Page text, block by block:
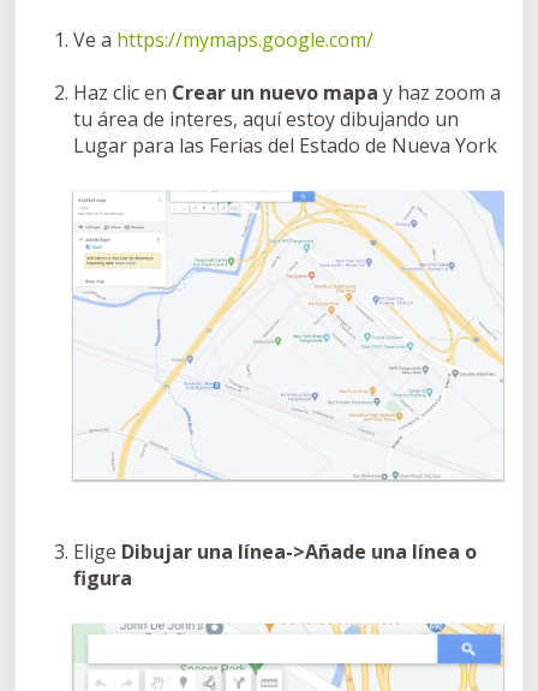
Ve a https://mymaps.google.com/
Haz clic en Crear un nuevo mapa y haz zoom a
tu área de interes, aquí estoy dibujando un
Lugar para las Ferias del Estado de Nueva York
Elige Dibujar una línea->Añade una línea o
figura